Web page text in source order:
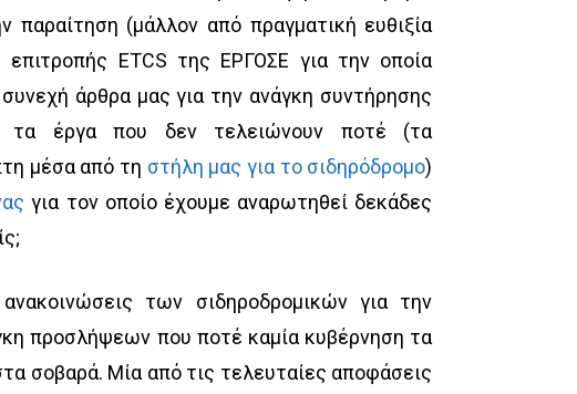
(μάλλον από πραγματική ευθιξία
ETCS της ΕΡΓΟΣΕ για την οποία
άρθρα μας για την ανάγκη συντήρησης
τα έργα που δεν τελειώνουν ποτέ (τα
μέσα από τη στήλη μας για το σιδηρόδρομο)
για τον οποίο έχουμε αναρωτηθεί δεκάδες
των σιδηροδρομικών για την
προσλήψεων που ποτέ καμία κυβέρνηση τα
σοβαρά. Μία από τις τελευταίες αποφάσεις